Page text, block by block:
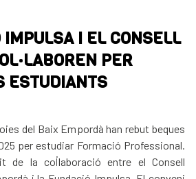
IMPULSA I EL CONSELL
PER
ESTUDIANTS
del Baix Empordà han rebut beques
per estudiar Formació Professional.
de la col·laboració entre el Consell